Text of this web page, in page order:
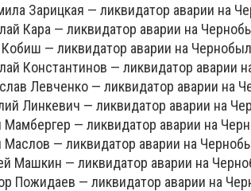
Зарицкая — ликвидатор аварии на
Кара — ликвидатор аварии на
— ликвидатор аварии на
Константинов — ликвидатор аварии
Левченко — ликвидатор аварии на
Линкевич — ликвидатор аварии на
— ликвидатор аварии на
— ликвидатор аварии на
Машкин — ликвидатор аварии на
Пожидаев — ликвидатор аварии на